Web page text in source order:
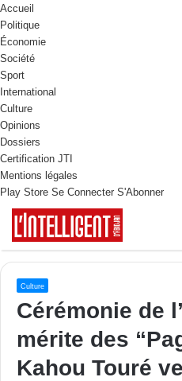
Accueil
Politique
Économie
Société
Sport
International
Culture
Opinions
Dossiers
Certification JTI
Mentions légales
Play Store Se Connecter S'Abonner
Culture
Cérémonie de
mérite des
Kahou Touré